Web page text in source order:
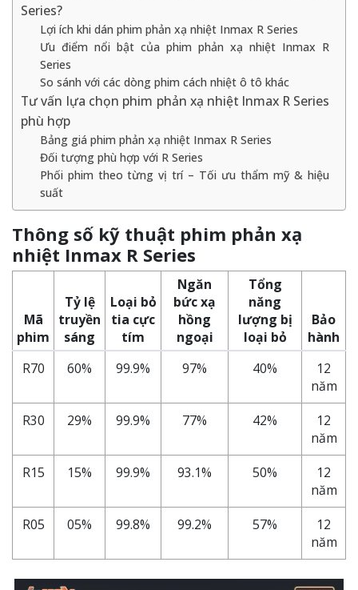
Series?
Lợi ích khi dán phim phản xạ nhiệt Inmax R Series
Ưu điểm nổi bật của phim phản xạ nhiệt Inmax R
Series
So sánh với các dòng phim cách nhiệt ô tô khác
Tư vấn lựa chọn phim phản xạ nhiệt Inmax R Series
phù hợp
Bảng giá phim phản xạ nhiệt Inmax R Series
Đối tượng phù hợp với R Series
Phối phim theo từng vị trí – Tối ưu thẩm mỹ & hiệu
suất
Thông số kỹ thuật phim phản xạ
nhiệt Inmax R Series
Mã
phim
Tỷ lệ
truyền
sáng
Loại bỏ
tia cực
tím
Ngăn
bức xạ
hồng
ngoại
Tổng
năng
lượng bị
loại bỏ
Bảo
hành
R70
60% 99.9% 97% 40%
12
năm
R30
29% 99.9% 77% 42%
12
năm
R15
15% 99.9% 93.1% 50%
12
năm
R05
05% 99.8% 99.2% 57%
12
năm